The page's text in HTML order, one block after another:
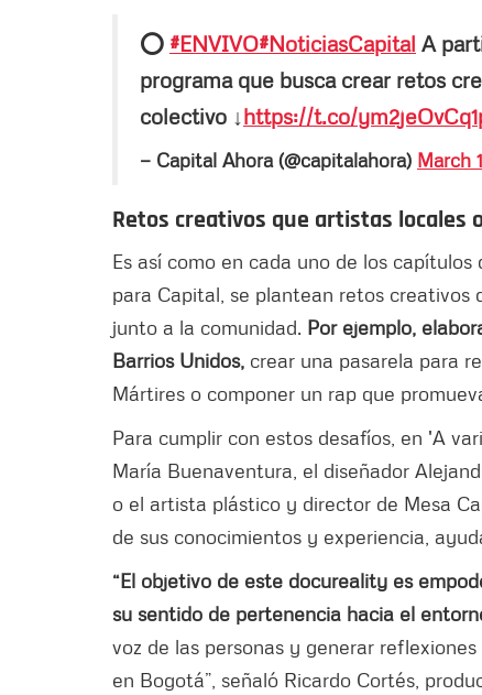
⭕ #ENVIVO#NoticiasCapital A
programa que busca crear retos
colectivo ↓ https://t.co/ym2jeOvCq1
— Capital Ahora (@capitalahora) March
Retos creativos que artistas locales
Es así como en cada uno de los
para Capital, se plantean retos creativos
junto a la comunidad. Por ejemplo,
Barrios Unidos, crear una pasarela para
Mártires o componer un rap que
Para cumplir con estos desafíos, en 'A
María Buenaventura, el diseñador
o el artista plástico y director de Mesa
de sus conocimientos y experiencia,
“El objetivo de este docureality es
su sentido de pertenencia hacia el
voz de las personas y generar
en Bogotá”, señaló Ricardo Cortés,